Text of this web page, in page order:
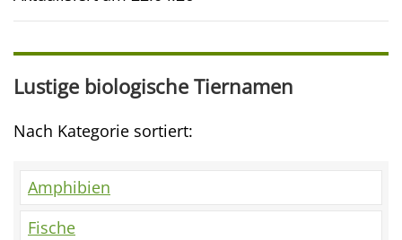
Lustige biologische Tiernamen
Nach Kategorie sortiert:
Amphibien
Fische